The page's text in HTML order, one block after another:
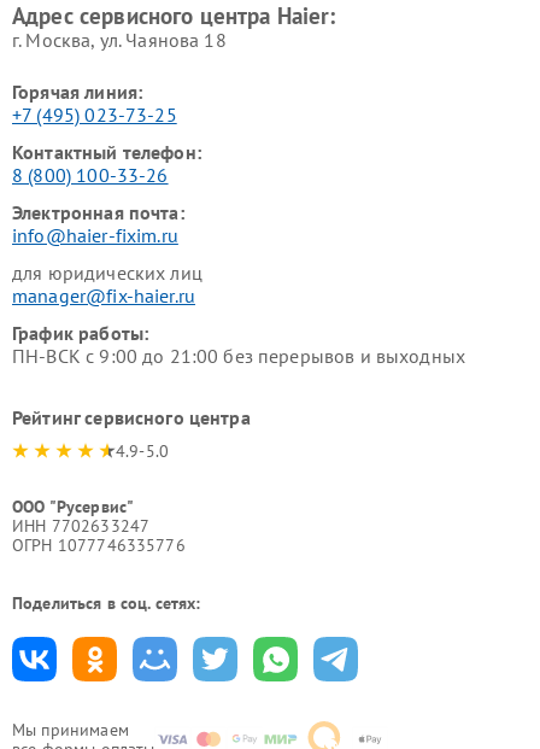
Мы принимаем
Адрес сервисного центра Haier:
г. Москва, ул. Чаянова 18
Горячая линия:
+7 (495) 023-73-25
Контактный телефон:
8 (800) 100-33-26
Электронная почта:
info@haier-fixim.ru
для юридических лиц
manager@fix-haier.ru
График работы:
ПН-ВСК с 9:00 до 21:00 без перерывов и выходных
Рейтинг сервисного центра
4.9-5.0
ООО "Русервис"
ИНН 7702633247
ОГРН 1077746335776
Поделиться в соц. сетях: